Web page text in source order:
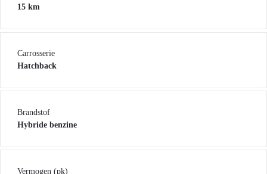
15 km
Carrosserie
Hatchback
Brandstof
Hybride benzine
Vermogen (pk)